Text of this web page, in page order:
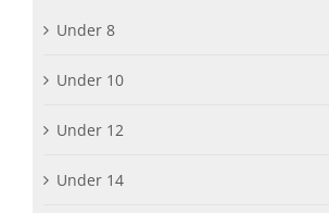
Under 8
Under 10
Under 12
Under 14